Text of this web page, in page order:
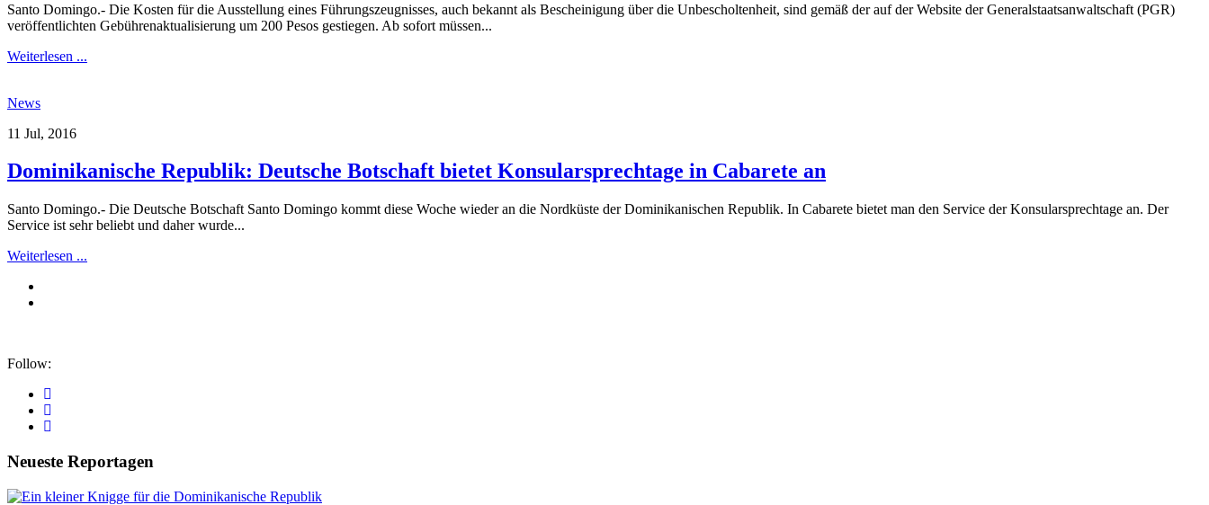
Santo Domingo.- Die Kosten für die Ausstellung eines Führungszeugnisses, auch bekannt als Bescheinigung über die Unbescholtenheit, sind gemäß der auf der Website der Generalstaatsanwaltschaft (PGR)
veröffentlichten Gebührenaktualisierung um 200 Pesos gestiegen. Ab sofort müssen...
Weiterlesen ...
News
11 Jul, 2016
Dominikanische Republik: Deutsche Botschaft bietet Konsularsprechtage in Cabarete an
Santo Domingo.- Die Deutsche Botschaft Santo Domingo kommt diese Woche wieder an die Nordküste der Dominikanischen Republik. In Cabarete bietet man den Service der Konsularsprechtage an. Der
Service ist sehr beliebt und daher wurde...
Weiterlesen ...
Follow:
Neueste Reportagen